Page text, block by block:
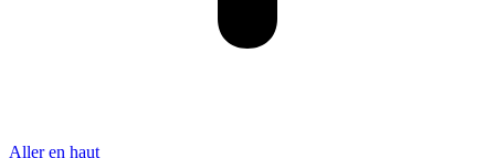
Aller en haut